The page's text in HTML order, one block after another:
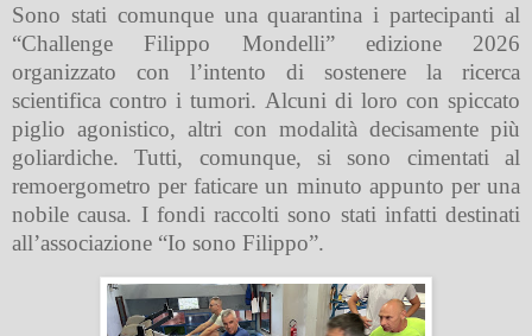
Sono stati comunque una quarantina i partecipanti al
“Challenge Filippo Mondelli” edizione 2026
organizzato con l’intento di sostenere la ricerca
scientifica contro i tumori. Alcuni di loro con spiccato
piglio agonistico, altri con modalità decisamente più
goliardiche. Tutti, comunque, si sono cimentati al
remoergometro per faticare un minuto appunto per una
nobile causa. I fondi raccolti sono stati infatti destinati
all’associazione “Io sono Filippo”.